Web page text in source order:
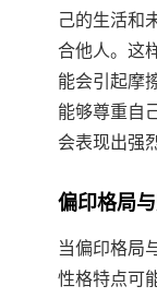
己的生活和
合他人。这
能会引起摩
能够尊重自
会表现出强
偏印格局
当偏印格局
性格特点可